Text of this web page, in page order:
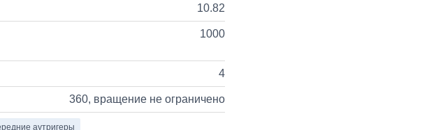
10.82
1000
4
360, вращение не ограничено
аутригеры